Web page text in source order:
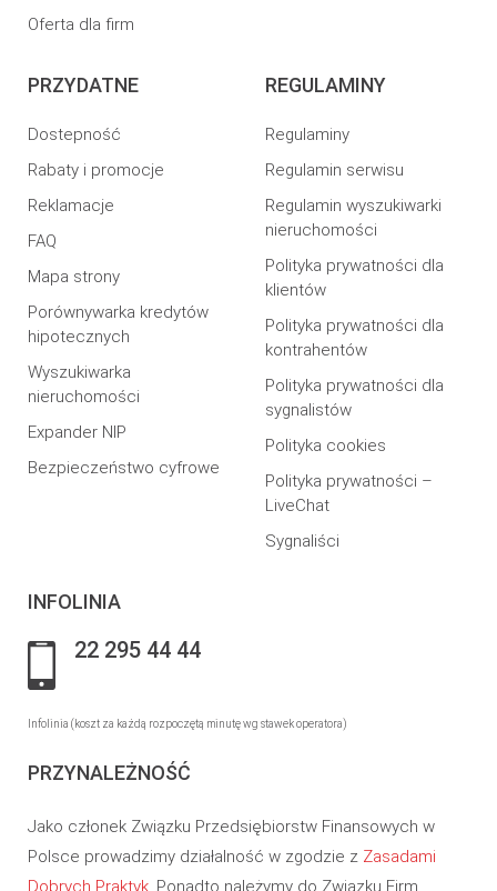
Oferta dla firm
PRZYDATNE
Dostepność
Rabaty i promocje
Reklamacje
FAQ
Mapa strony
Porównywarka kredytów
hipotecznych
Wyszukiwarka
nieruchomości
Expander NIP
Bezpieczeństwo cyfrowe
REGULAMINY
Regulaminy
Regulamin serwisu
Regulamin wyszukiwarki
nieruchomości
Polityka prywatności dla
klientów
Polityka prywatności dla
kontrahentów
Polityka prywatności dla
sygnalistów
Polityka cookies
Polityka prywatności –
LiveChat
Sygnaliści
INFOLINIA
22 295 44 44
Infolinia (koszt za każdą rozpoczętą minutę wg stawek operatora)
PRZYNALEŻNOŚĆ
Jako członek Związku Przedsiębiorstw Finansowych w
Polsce prowadzimy działalność w zgodzie z Zasadami
Dobrych Praktyk . Ponadto należymy do Związku Firm